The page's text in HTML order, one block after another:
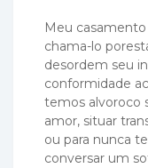
Meu
chama-lo
desordem seu
conformidade
temos alvoroco
amor, situar
ou para nunca
conversar um